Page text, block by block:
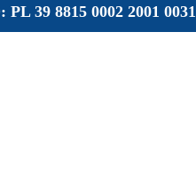
PL 39 8815 0002 2001